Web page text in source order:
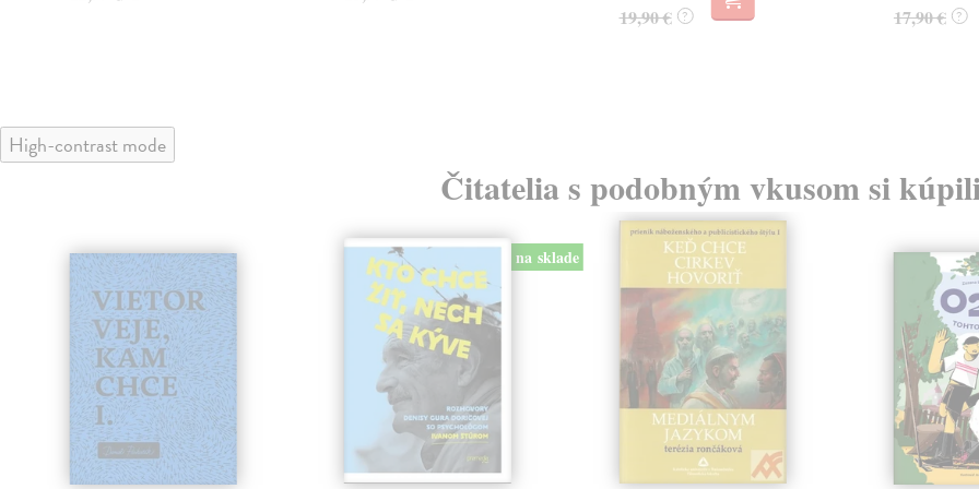
19,90 € ? 17,90 € ?
High-contrast mode
Čitatelia s podobným vkusom si
na sklade